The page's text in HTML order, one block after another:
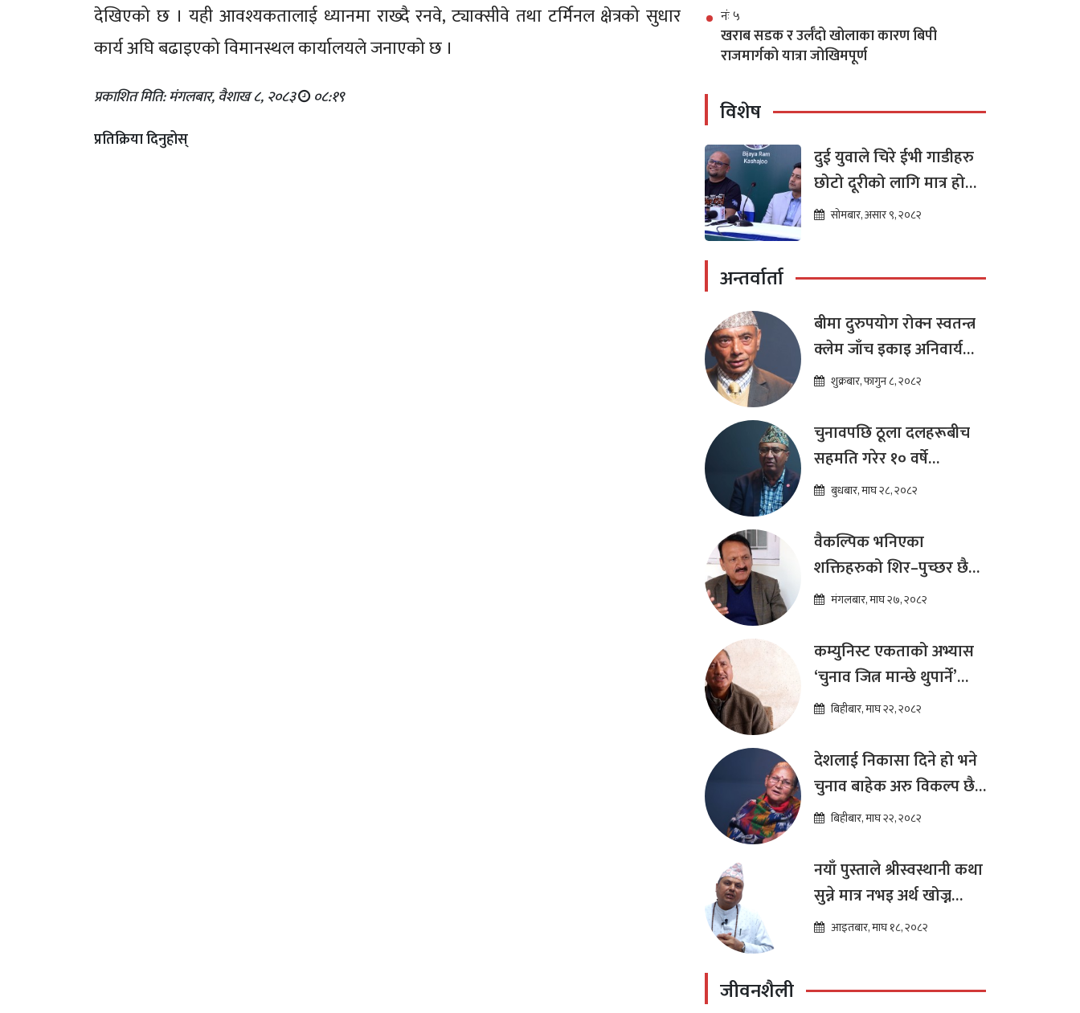
देखिएको छ । यही आवश्यकतालाई ध्यानमा राख्दै रनवे, ट्याक्सीवे तथा टर्मिनल क्षेत्रको सुधार
कार्य अघि बढाइएको विमानस्थल कार्यालयले जनाएको छ ।
प्रकाशित मिति: मंगलबार, वैशाख ८, २०८३ ०८:१९
प्रतिक्रिया दिनुहोस्
नंः ५
खराब सडक र उर्लँदो खोलाका कारण बिपी
राजमार्गको यात्रा जोखिमपूर्ण
विशेष
दुई युवाले चिरे ईभी गाडीहरु
छोटो दूरीको लागि मात्र हो
भन्ने मान्यता
सोमबार, असार ९, २०८२
अन्तर्वार्ता
बीमा दुरुपयोग रोक्न स्वतन्त्र
क्लेम जाँच इकाइ अनिवार्य
:डा. शम्भुप्रसाद आचार्य
शुक्रबार, फागुन ८, २०८२
चुनावपछि ठूला दलहरूबीच
सहमति गरेर १० वर्षे
दीर्घकालीन आर्थिक सुधार
ढकाल
बुधबार, माघ २८, २०८२
वैकल्पिक भनिएका
शक्तिहरुको शिर–पुच्छर छैन,
प्रतिस्पर्धा पूरानै दलसँग हुन्छ :
मंगलबार, माघ २७, २०८२
कम्युनिस्ट एकताको अभ्यास
‘चुनाव जित्न मान्छे थुपार्ने’
माध्यम मात्र हो : विप्लव
बिहीबार, माघ २२, २०८२
देशलाई निकासा दिने हो भने
चुनाव बाहेक अरु विकल्प छैन
: अष्टलक्ष्मी शाक्य
बिहीबार, माघ २२, २०८२
नयाँ पुस्ताले श्रीस्वस्थानी कथा
सुन्ने मात्र नभइ अर्थ खोज्न
थालेका छन : ज्योतिष तारा
आइतबार, माघ १८, २०८२
जीवनशैली